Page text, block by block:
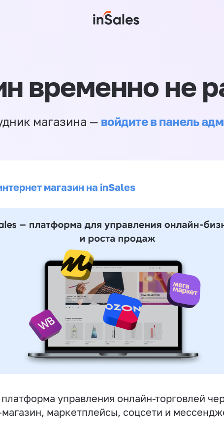
временно не
магазина — войдите в панель
магазин на inSales
управления онлайн-торговлей
магазин, маркетплейсы, соцсети и